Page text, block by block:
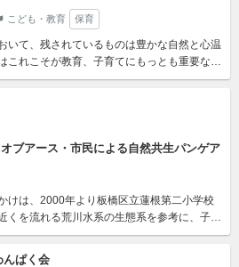
こども・教育 保育
いて、残されているものは豊かな自然と心温
これこそが教育、子育てにもっとも重要なも
、発展させ、教育とリンクさせ...
ブアース・市民による自然共生パンゲア
けは、2000年より板橋区立蓮根第二小学校
くを流れる荒川水系の生態系を参考に、子ど
しながら、児童・教員・保護者...
んぱく会